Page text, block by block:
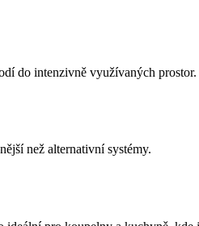
do intenzivně využívaných
než alternativní systémy.